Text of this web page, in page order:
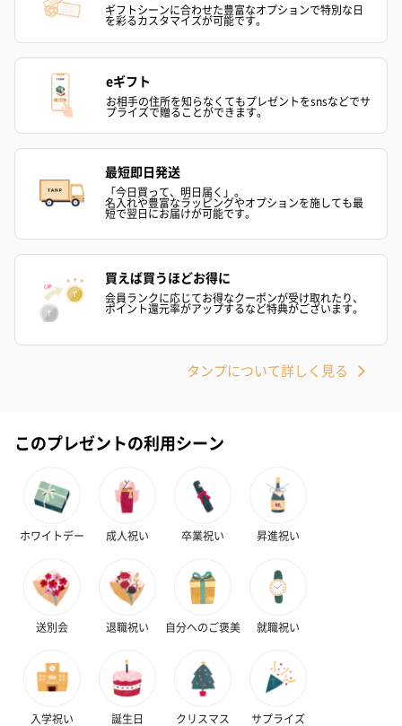
アールグレイ（HAPPY
BIRTHDAY TO YOU）
（660円）
（660円）
円）
スイーツ
スイーツを同梱してお届けいたします。ギフトへの＋αにおすすめ
です。
（レモン＆紅茶）（432
円）
（バナナ味）（540円）
スキンケアグッズ
スキンケアグッズを同梱してお届けします。
ギフトシーンに合わせた豊富なオプションで特別な日
を彩るカスタマイズが可能です。
eギフト
お相手の住所を知らなくてもプレゼントをsnsなどでサ
プライズで贈ることができます。
最短即日発送
「今日買って、明日届く」。
名入れや豊富なラッピングやオプションを施しても最
短で翌日にお届けが可能です。
買えば買うほどお得に
会員ランクに応じてお得なクーポンが受け取れたり、
ポイント還元率がアップするなど特典がございます。
タンプについて詳しく見る
このプレゼントの利用シーン
ホワイトデー 成人祝い 卒業祝い 昇進祝い
送別会 退職祝い 自分へのご褒美 就職祝い
入学祝い 誕生日 クリスマス サプライズ